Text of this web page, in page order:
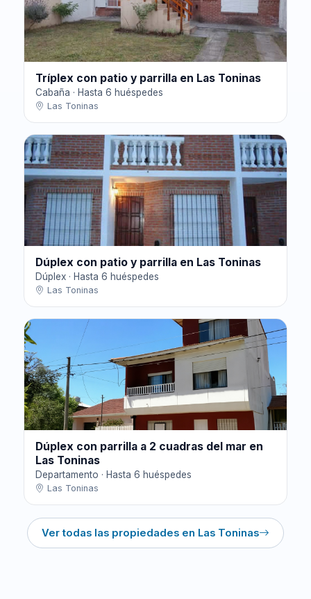
Tríplex con patio y parrilla en Las Toninas
Cabaña · Hasta 6 huéspedes
Las Toninas
Dúplex con patio y parrilla en Las Toninas
Dúplex · Hasta 6 huéspedes
Las Toninas
Dúplex con parrilla a 2 cuadras del mar en
Las Toninas
Departamento · Hasta 6 huéspedes
Las Toninas
Ver todas las propiedades en Las Toninas